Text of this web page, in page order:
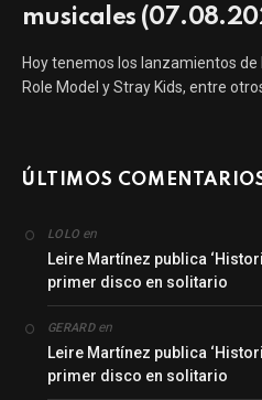
musicales
Hoy tenemos los lanzamientos de
Role Model y Stray Kids, entre
ÚLTIMOS
LOLO en
Leire Martínez publica
primer disco en solitario
GERARDen
Leire Martínez publica
primer disco en solitario